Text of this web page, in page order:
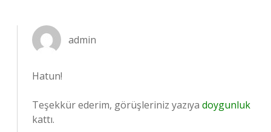
admin
Hatun!
Teşekkür ederim, görüşleriniz yazıya doygunluk
kattı.